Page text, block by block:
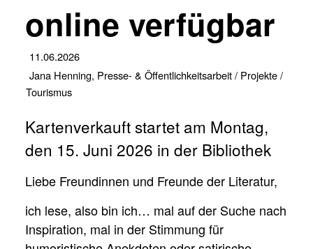
online verfügbar
11.06.2026
Jana Henning, Presse- & Öffentlichkeitsarbeit / Projekte /
Tourismus
Kartenverkauft startet am Montag,
den 15. Juni 2026 in der Bibliothek
Liebe Freundinnen und Freunde der Literatur,
ich lese, also bin ich… mal auf der Suche nach
Inspiration, mal in der Stimmung für